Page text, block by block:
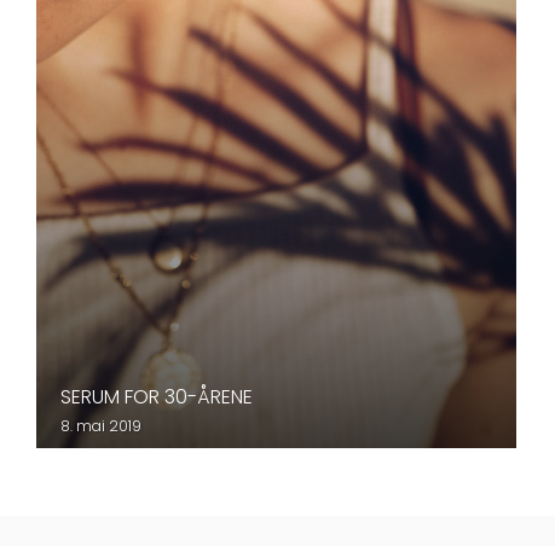
SERUM FOR 30-ÅRENE
8. mai 2019